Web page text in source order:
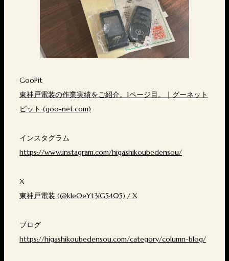
GooPit
東神戸電装の作業実績をご紹介。1ページ目。｜グーネット
ピット (goo-net.com)
インスタグラム
https://www.instagram.com/higashikoubedensou/
X
東神戸電装 (@kleOeYt3iG5405) / X
ブログ
https://higashikoubedensou.com/category/column-blog/